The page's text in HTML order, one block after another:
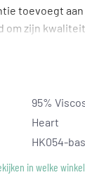
toevoegt
om zijn
deze
95%
Heart
HK054-
in welke